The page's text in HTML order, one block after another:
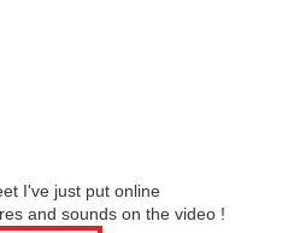
I've just put online
and sounds on the video !